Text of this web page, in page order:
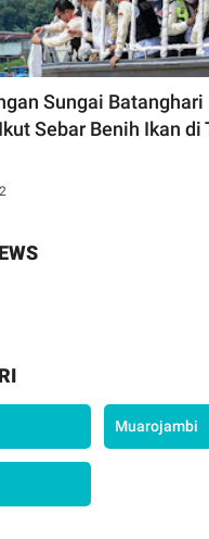
Sungai Batanghari
Sebar Benih Ikan di
Muarojambi